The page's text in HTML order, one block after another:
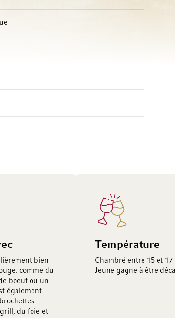
bien
comme du
boeuf ou un
également
du foie et
Température
Chambré entre 15 et 17
Jeune gagne à être